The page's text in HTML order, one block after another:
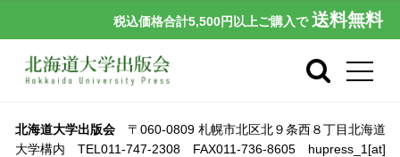
税込価格合計5,500円以上ご購入で 送料無料
北海道大学出版会〒060-0809 札幌市北区北９条西８丁目北海道
大学構内 TEL011-747-2308 FAX011-736-8605 hupress_1[at]